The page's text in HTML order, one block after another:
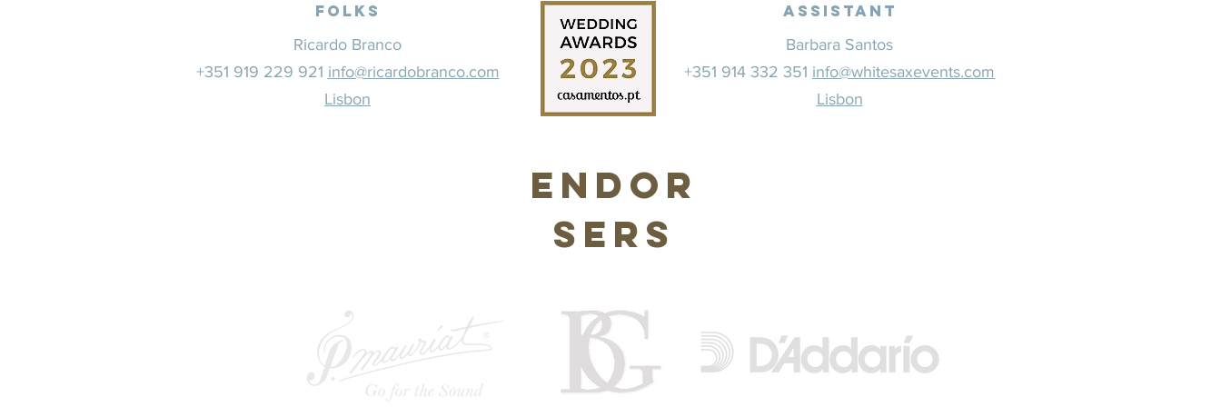
Folks
Ricardo Branco
+351 919 229 921 info@ricardobranco.com
Lisbon
Assistant
Barbara Santos
+351 914 332 351 info@whitesaxevents.com
Lisbon
Endor
sers